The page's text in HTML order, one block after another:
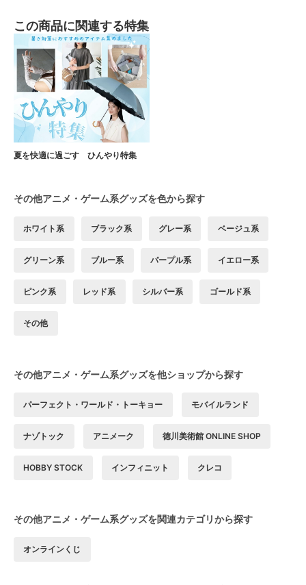
この商品に関連する特集
夏を快適に過ごす ひんやり特集
その他アニメ・ゲーム系グッズを色から探す
ホワイト系 ブラック系 グレー系 ベージュ系
グリーン系 ブルー系 パープル系 イエロー系
ピンク系 レッド系 シルバー系 ゴールド系
その他
その他アニメ・ゲーム系グッズを他ショップから探す
パーフェクト・ワールド・トーキョー モバイルランド
ナゾトック アニメーク 徳川美術館 ONLINE SHOP
HOBBY STOCK インフィニット クレコ
その他アニメ・ゲーム系グッズを関連カテゴリから探す
オンラインくじ